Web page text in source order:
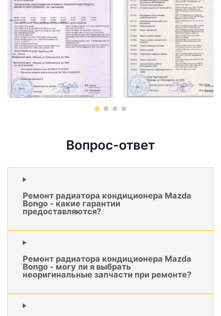
Вопрос-ответ
Ремонт радиатора кондиционера Mazda
Bongo - какие гарантии
предоставляются?
Ремонт радиатора кондиционера Mazda
Bongo - могу ли я выбрать
неоригинальные запчасти при ремонте?